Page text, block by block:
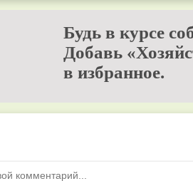
Будь в курсе
Добавь
в избранное.